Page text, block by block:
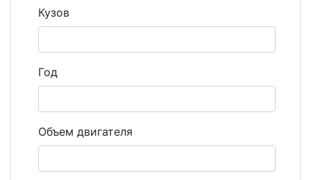
Кузов
Год
Объем двигателя